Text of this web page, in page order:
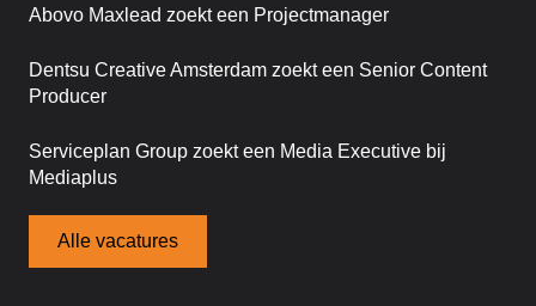
Abovo Maxlead zoekt een Projectmanager
Dentsu Creative Amsterdam zoekt een Senior Content
Producer
Serviceplan Group zoekt een Media Executive bij
Mediaplus
Alle vacatures